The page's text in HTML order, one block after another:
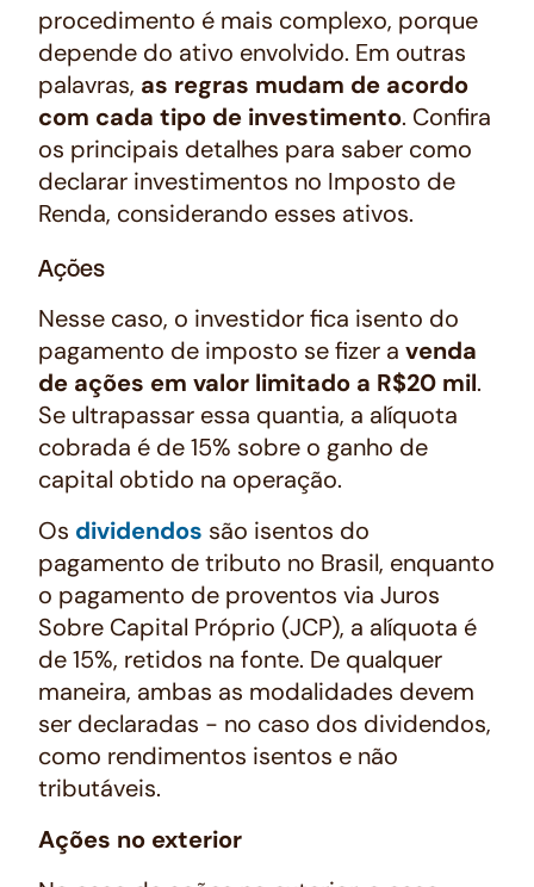
procedimento é mais complexo, porque
depende do ativo envolvido. Em outras
palavras, as regras mudam de acordo
com cada tipo de investimento. Confira
os principais detalhes para saber como
declarar investimentos no Imposto de
Renda, considerando esses ativos.
Ações
Nesse caso, o investidor fica isento do
pagamento de imposto se fizer a venda
de ações em valor limitado a R$20 mil.
Se ultrapassar essa quantia, a alíquota
cobrada é de 15% sobre o ganho de
capital obtido na operação.
Os dividendos são isentos do
pagamento de tributo no Brasil, enquanto
o pagamento de proventos via Juros
Sobre Capital Próprio (JCP), a alíquota é
de 15%, retidos na fonte. De qualquer
maneira, ambas as modalidades devem
ser declaradas - no caso dos dividendos,
como rendimentos isentos e não
tributáveis.
Ações no exterior